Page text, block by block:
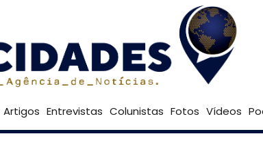
Goiânia 31º Brasília
Artigos Entrevistas Colunistas Fotos Vídeos